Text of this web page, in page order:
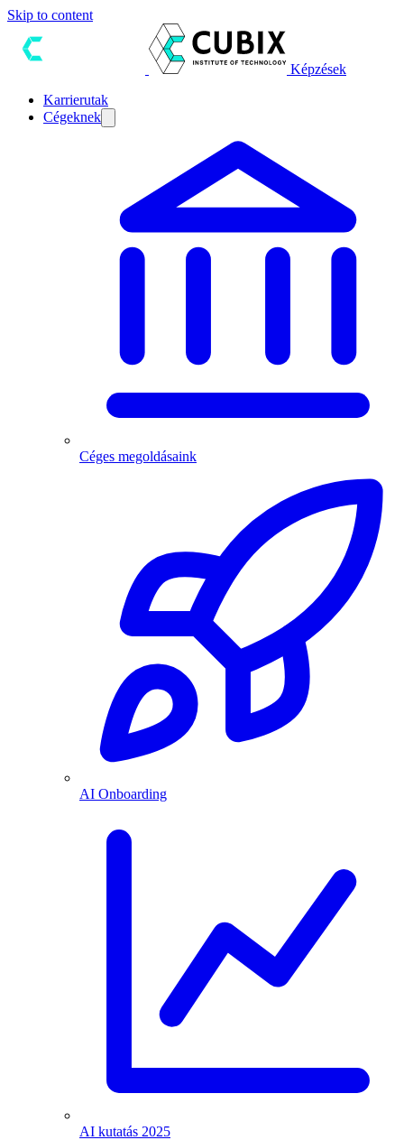
Skip to content
Képzések
Karrierutak
Cégeknek
Céges megoldásaink
AI Onboarding
AI kutatás 2025